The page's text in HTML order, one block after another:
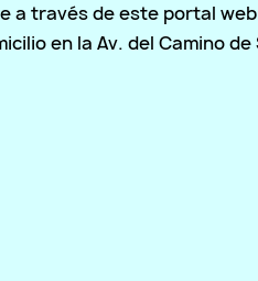
a través de este portal
en la Av. del Camino